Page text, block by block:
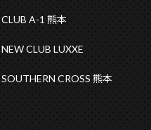
CLUB A-1 熊本
NEW CLUB LUXXE
SOUTHERN CROSS 熊本